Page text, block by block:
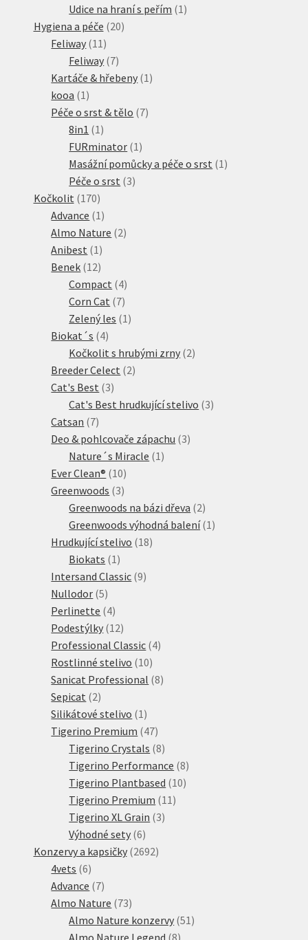
produkt
Udice na hraní s peřím 1 1
Hygiena a péče 2020
Feliway 11 11
produktů
Feliway 77
produktů
Kartáče & hřebeny 1 1
kooa 1 1
produkt
Péče o srst & tělo 77
8in1 1 1
produkt
FURminator 1 1
produkt
Masážní pomůcky a péče o srst 1 1
Péče o srst 33
Kočkolit 170170
produktů
Advance 1 1
produkt
Almo Nature 22
Anibest 1 1
produkt
Benek 1212
produktů
Compact 44
produkty
Corn Cat 77
produktů
Zelený les 1 1
Biokat´s 44
produkty
Kočkolit s hrubými zrny 22
Breeder Celect 22
Cat's Best 33
produkty
Cat's Best hrudkující stelivo 33
Catsan 77
produktů
Deo & pohlcovače zápachu 33
Nature´s Miracle 1 1
Ever Clean® 1010
produktů
Greenwoods 33
produkty
Greenwoods na bázi dřeva 22
produkty
Greenwoods výhodná balení 1 1
Hrudkující stelivo 1818
Biokats 1 1
produkt
Intersand Classic 99
Nullodor 55
produktů
Perlinette 44
produkty
Podestýlky 1212
produktů
Professional Classic 44
Rostlinné stelivo 1010
produktů
Sanicat Professional 88
Sepicat 22
produkty
Silikátové stelivo 1 1
produkt
Tigerino Premium 4747
produktů
Tigerino Crystals 88
produktů
Tigerino Performance 88
produktů
Tigerino Plantbased 1010
Tigerino Premium 11 11
Tigerino XL Grain 33
Výhodné sety 66
produktů
Konzervy a kapsičky 26922692
4vets 66
produktů
Advance 77
produktů
Almo Nature 7373
produktů
Almo Nature konzervy 51 51
Almo Nature Legend 88